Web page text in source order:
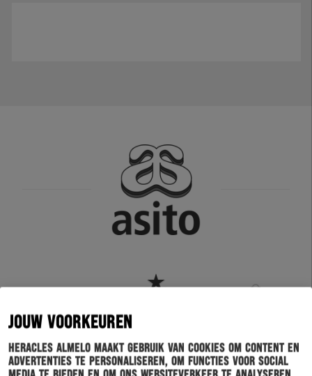
JOUW VOORKEUREN
Heracles Almelo maakt gebruik van cookies om content en
advertenties te personaliseren, om functies voor social